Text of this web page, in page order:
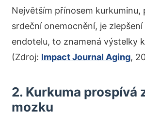
Největším přínosem kurkuminu,
srdeční onemocnění, je
endotelu, to znamená výstelky
(Zdroj: Impact Journal Aging,
2. Kurkuma prospívá
mozku